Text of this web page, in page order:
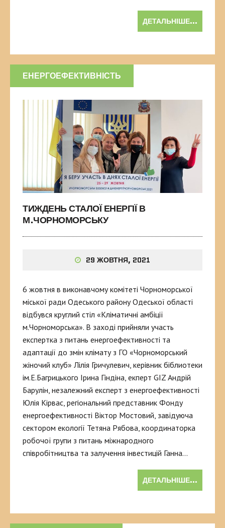
ДЕТАЛЬНІШЕ...
ЕНЕРГОЕФЕКТИВНІСТЬ
ТИЖДЕНЬ СТАЛОЇ ЕНЕРГІЇ В
М.ЧОРНОМОРСЬКУ
29 ЖОВТНЯ, 2021
6 жовтня в виконавчому комітеті Чорноморської
міської ради Одеського району Одеської області
відбувся круглий стіл «Кліматичні амбіції
м.Чорноморська». В заході прийняли участь
експертка з питань енергоефективності та
адаптації до змін клімату з ГО «Чорноморський
жіночий клуб» Лілія Гричулевич, керівник біблиотеки
ім.Е.Багрицького Ірина Гіндіна, екперт GIZ Андрій
Барулін, незалежний експерт з енергоефективності
Юлія Кірвас, регіональний представник Фонду
енергоефективності Віктор Мостовий, завідуюча
сектором екології Тетяна Рябова, координаторка
робочої групи з питань міжнародного
співробітництва та залучення інвестицій Ганна…
ДЕТАЛЬНІШЕ...